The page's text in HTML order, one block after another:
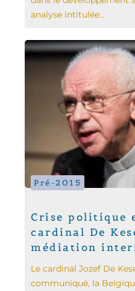
analyse intitulée...
Pré-2015
Crise politique
cardinal De
médiation
Le cardinal Jozef De
communiqué, la